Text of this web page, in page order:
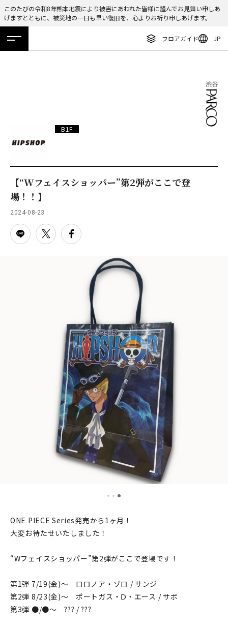
このたびの令和8年熊本地震により被害にあわれた皆様に謹んでお見舞い申しあ
げますとともに、被災地の一日も早い復旧を、心よりお祈り申しあげます。
フロアガイド JP
ホーム 特集 ニュース イベント アクセス
ニュース
TAX FREE
DELIVERY SERVICES
PARCOメンバーズ
オンラインストア
ENGLISH
繁体字
B1F
【“Wフェイスショッパー”第2弾がここで登
場！！】
2024-08-23
ONE PIECE Series発売から1ヶ月！
大変お待たせいたしました！
“Wフェイスショッパー”第2弾がここで登場です！
第1弾 7/19(金)〜 ロロノア・ゾロ / サンジ
第2弾 8/23(金)〜 ポートガス・Ⅾ・エース / サボ
第3弾 ●/●〜 ??? / ???